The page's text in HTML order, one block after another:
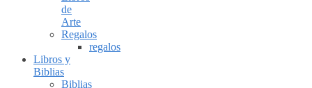
de
Arte
Regalos
regalos
Libros y
Biblias
Biblias